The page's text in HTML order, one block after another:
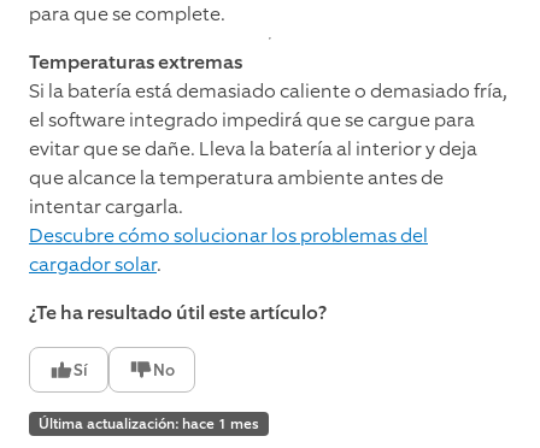
para que se complete.
Temperaturas extremas
Si la batería está demasiado caliente o demasiado fría,
el software integrado impedirá que se cargue para
evitar que se dañe. Lleva la batería al interior y deja
que alcance la temperatura ambiente antes de
intentar cargarla.
Descubre cómo solucionar los problemas del
cargador solar.
¿Te ha resultado útil este artículo?
Sí No
Última actualización: hace 1 mes